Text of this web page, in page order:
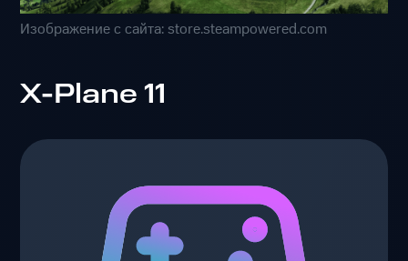
Изображение с сайта: store.steampowered.com
X-Plane 11